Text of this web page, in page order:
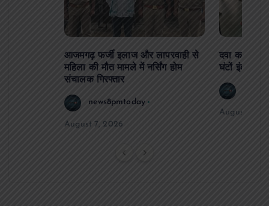
आजमगढ़ फर्जी इलाज और लापरवाही से
महिला की मौत मामले में नर्सिंग होम
संचालक गिरफ्तार
news8pmtoday
August 7, 2026
दवा कक्ष में
घंटों इंतजार
August 6,